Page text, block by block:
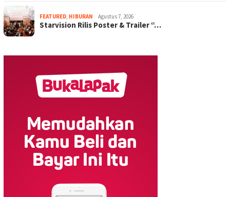
FEATURED, HIBURAN Agustus 7, 2026
Starvision Rilis Poster & Trailer “…